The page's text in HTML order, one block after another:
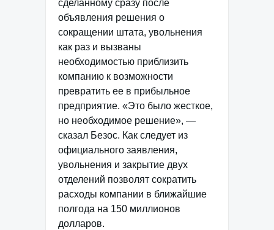
сделанному сразу после
объявления решения о
сокращении штата, увольнения
как раз и вызваны
необходимостью приблизить
компанию к возможности
превратить ее в прибыльное
предприятие. «Это было жесткое,
но необходимое решение», —
сказал Безос. Как следует из
официального заявления,
увольнения и закрытие двух
отделений позволят сократить
расходы компании в ближайшие
полгода на 150 миллионов
долларов.